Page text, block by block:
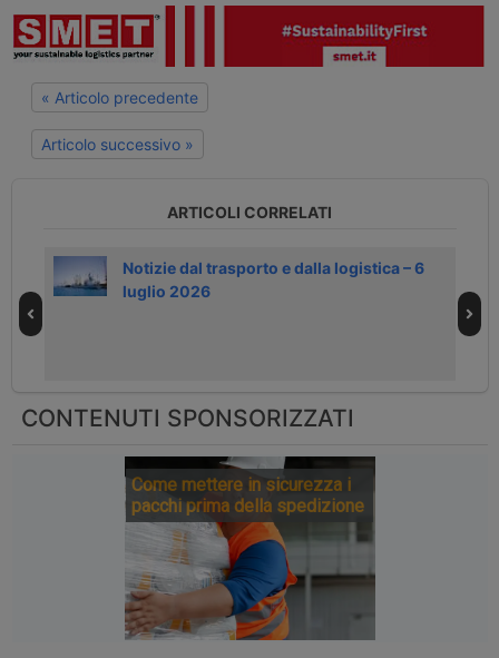
« Articolo precedente
Articolo successivo »
ARTICOLI CORRELATI
Notizie dal trasporto e dalla logistica – 6
luglio 2026
CONTENUTI SPONSORIZZATI
Come mettere in sicurezza i
pacchi prima della spedizione